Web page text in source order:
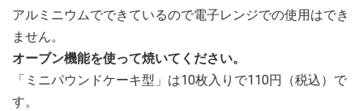
アルミニウムでできているので電子レンジでの使用はでき
ません。
オーブン機能を使って焼いてください。
「ミニパウンドケーキ型」は10枚入りで110円（税込）で
す。